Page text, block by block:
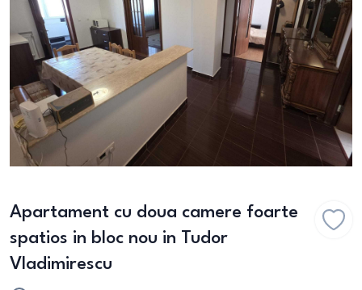
Apartament cu doua camere foarte
spatios in bloc nou in Tudor
Vladimirescu